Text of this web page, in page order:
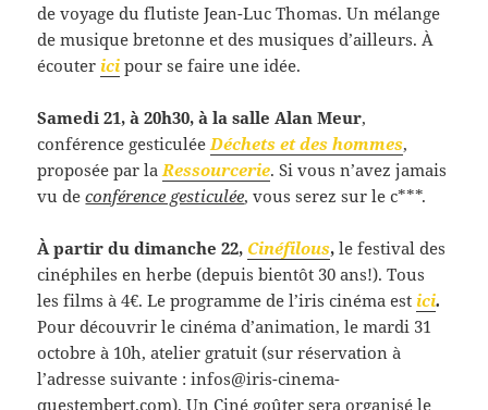
de voyage du flutiste Jean-Luc Thomas. Un mélange
de musique bretonne et des musiques d’ailleurs. À
écouter ici pour se faire une idée.
Samedi 21, à 20h30, à la salle Alan Meur,
conférence gesticulée Déchets et des hommes,
proposée par la Ressourcerie. Si vous n’avez jamais
vu deconférence gesticulée, vous serez sur le c***.
À partir du dimanche 22, Cinéfilous, le festival des
cinéphiles en herbe (depuis bientôt 30 ans!). Tous
les films à 4€. Le programme de l’iris cinéma est ici.
Pour découvrir le cinéma d’animation, le mardi 31
octobre à 10h, atelier gratuit (sur réservation à
l’adresse suivante : infos@iris-cinema-
questembert.com). Un Ciné goûter sera organisé le